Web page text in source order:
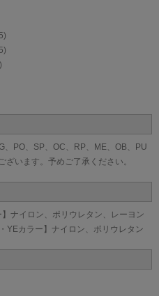
PO、SP、OC、RP、ME、OB、PU
います。予めご了承ください。
ナイロン、ポリウレタン、レーヨン
YEカラー】ナイロン、ポリウレタン